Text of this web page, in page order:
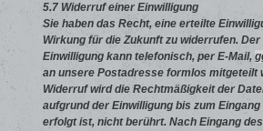
5.7 Widerruf einer Einwilligung
Sie haben das Recht, eine erteilte
Wirkung für die Zukunft zu widerrufen.
Einwilligung kann telefonisch, per E-Mail,
an unsere Postadresse formlos mitgeteilt
Widerruf wird die Rechtmäßigkeit der
aufgrund der Einwilligung bis zum
erfolgt ist, nicht berührt. Nach Eingang